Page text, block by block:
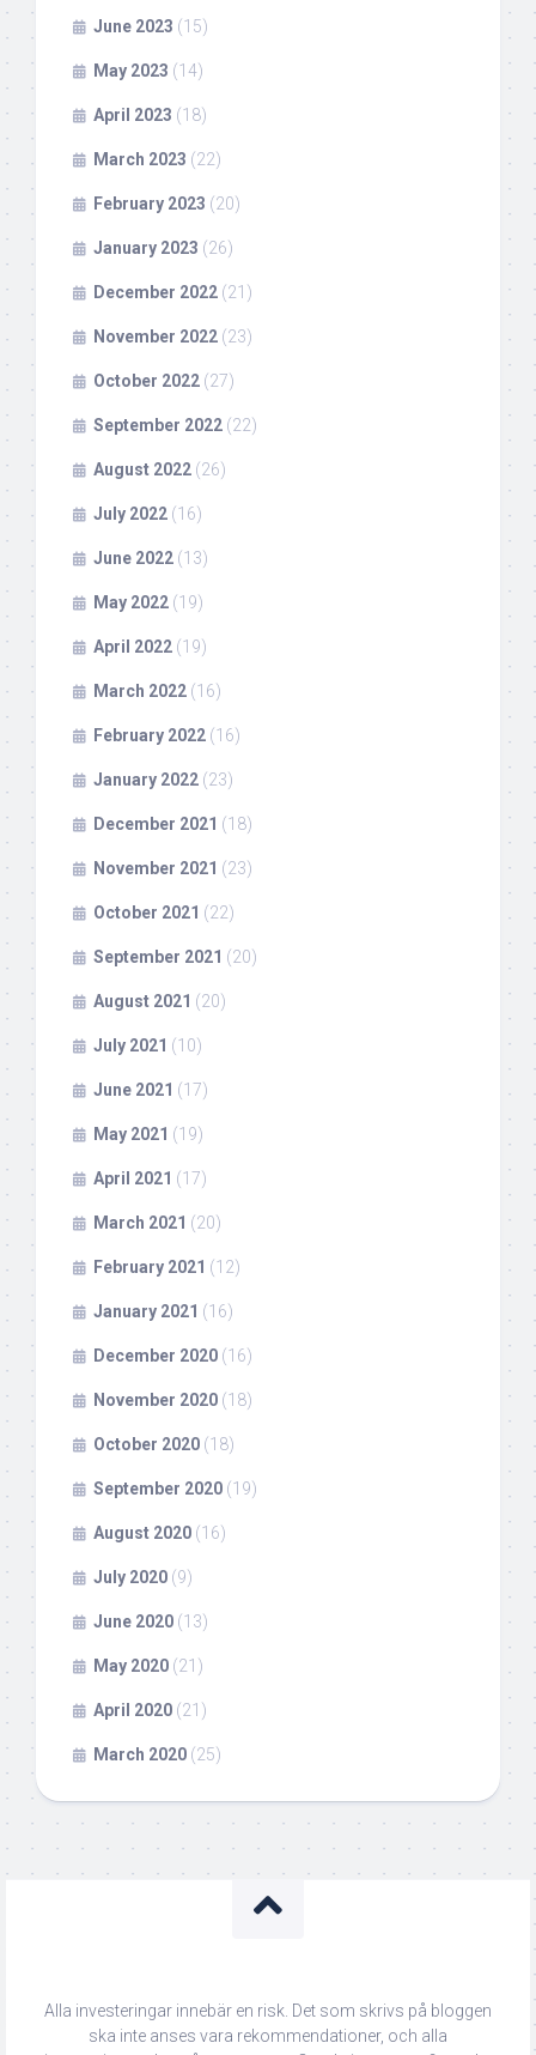
June 2023 (15)
May 2023 (14)
April 2023 (18)
March 2023 (22)
February 2023 (20)
January 2023 (26)
December 2022 (21)
November 2022 (23)
October 2022 (27)
September 2022 (22)
August 2022 (26)
July 2022 (16)
June 2022 (13)
May 2022 (19)
April 2022 (19)
March 2022 (16)
February 2022 (16)
January 2022 (23)
December 2021 (18)
November 2021 (23)
October 2021 (22)
September 2021 (20)
August 2021 (20)
July 2021 (10)
June 2021 (17)
May 2021 (19)
April 2021 (17)
March 2021 (20)
February 2021 (12)
January 2021 (16)
December 2020 (16)
November 2020 (18)
October 2020 (18)
September 2020 (19)
August 2020 (16)
July 2020 (9)
June 2020 (13)
May 2020 (21)
April 2020 (21)
March 2020 (25)
Alla investeringar innebär en risk. Det som skrivs på bloggen
ska inte anses vara rekommendationer, och alla